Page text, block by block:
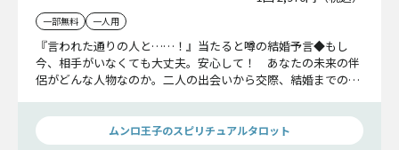
一部無料 一人用
『言われた通りの人と……！』当たると噂の結婚予言◆もし
今、相手がいなくても大丈夫。安心して！ あなたの未来の伴
侶がどんな人物なのか。二人の出会いから交際、結婚までの道
たを“良縁”へと導きます！
ムンロ王子のスピリチュアルタロット